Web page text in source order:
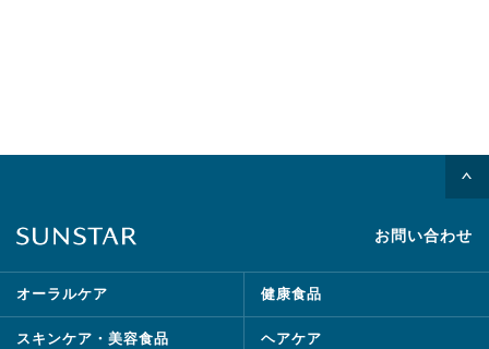
お問い合わせ
オーラルケア 健康食品
スキンケア・美容食品 ヘアケア